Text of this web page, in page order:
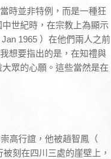
時並非特例，而是一種狂
世紀時，在宗教上為顯示
1965 ）在他們兩人之前
想要指出的是，在知禮與
眾的心願。這些當然是在
高行誼，他被趙智鳳（
刻在四川三處的崖壁上，